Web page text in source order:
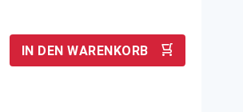
IN DEN WARENKORB